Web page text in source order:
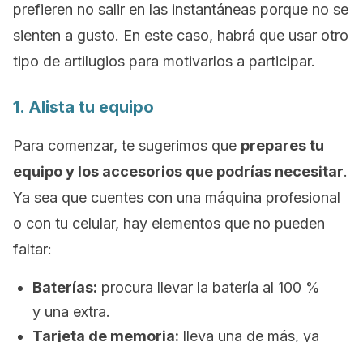
prefieren no salir en las instantáneas porque no se
sienten a gusto. En este caso, habrá que usar otro
tipo de artilugios para motivarlos a participar.
1. Alista tu equipo
Para comenzar, te sugerimos que prepares tu
equipo y los accesorios que podrías necesitar.
Ya sea que cuentes con una máquina profesional
o con tu celular, hay elementos que no pueden
faltar:
Baterías: procura llevar la batería al 100 %
y una extra.
Tarjeta de memoria: lleva una de más, ya